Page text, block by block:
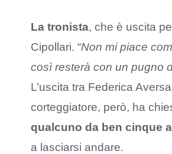
La tronista, che è uscita
Cipollari. “Non mi piace
così resterà con un pugno
L’uscita tra Federica
corteggiatore, però, ha
qualcuno da ben cinque
a lasciarsi andare.